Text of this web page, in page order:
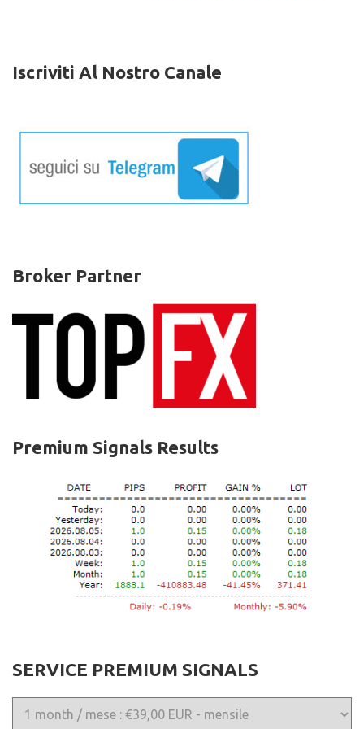
Iscriviti Al Nostro Canale
Broker Partner
Premium Signals Results
SERVICE PREMIUM SIGNALS